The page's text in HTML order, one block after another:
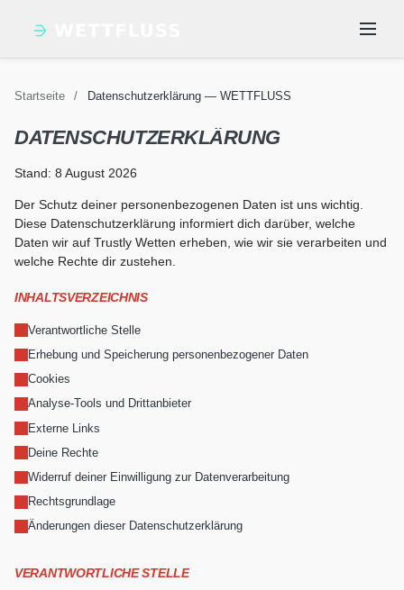
2026 — Liste aller GGL-
WETTFLUSS
Sportwetten —
Trustly Auszahlung
Sportwetten — Dauer,
Limits & Erfahrung |
WETTFLUSS
Trustly Sicherheit bei
Sportwetten — Lizenz,
Trustly vs. PayPal bei
Vergleich 2026 |
Alle Artikel
Nachrichten
Startseite / Datenschutzerklärung — WETTFLUSS
DATENSCHUTZERKLÄRUNG
Stand: 8 August 2026
Der Schutz deiner personenbezogenen Daten ist uns wichtig.
Diese Datenschutzerklärung informiert dich darüber, welche
Daten wir auf Trustly Wetten erheben, wie wir sie verarbeiten und
welche Rechte dir zustehen.
INHALTSVERZEICHNIS
Verantwortliche Stelle
Erhebung und Speicherung personenbezogener Daten
Cookies
Analyse-Tools und Drittanbieter
Externe Links
Deine Rechte
Widerruf deiner Einwilligung zur Datenverarbeitung
Rechtsgrundlage
Änderungen dieser Datenschutzerklärung
VERANTWORTLICHE STELLE